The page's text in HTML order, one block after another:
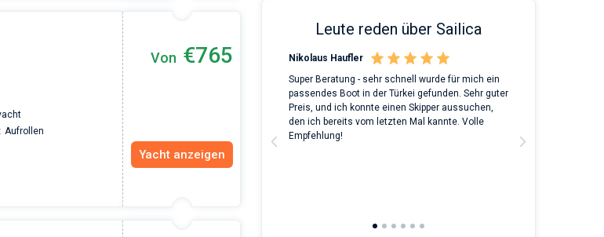
Aufrollen
Von €765
Yacht anzeigen
Leute reden über Sailica
Excellent trip to Croatia! The trip was organized on
an excellent level since the very beginning - from
the yacht search to the trip itself. The team was
fast and responsive. Highly recommended to
everyone who wants to hang out with family on a
beautiful yacht or catamaran!
Nikolaus Haufler
Super Beratung - sehr schnell wurde für mich ein
passendes Boot in der Türkei gefunden. Sehr guter
Preis, und ich konnte einen Skipper aussuchen,
den ich bereits vom letzten Mal kannte. Volle
Empfehlung!